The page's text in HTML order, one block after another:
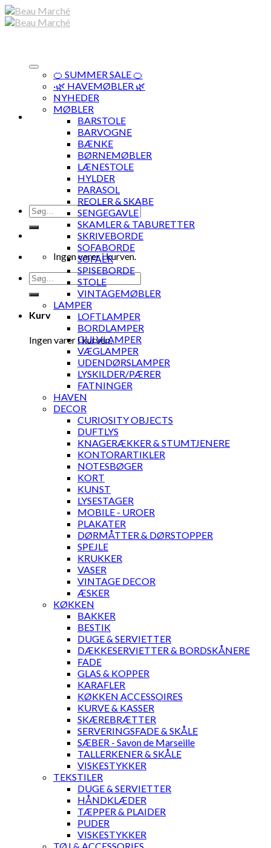
Skip
to
Søg
efter:
Ingen varer i kurven.
Søg
efter:
Kurv
Ingen varer i kurven.
🍊 SUMMER SALE 🍊
·🌿 HAVEMØBLER 🌿
NYHEDER
MØBLER
BARSTOLE
BARVOGNE
BÆNKE
BØRNEMØBLER
LÆNESTOLE
HYLDER
PARASOL
REOLER & SKABE
SENGEGAVLE
SKAMLER & TABURETTER
SKRIVEBORDE
SOFABORDE
SOFAER
SPISEBORDE
STOLE
VINTAGEMØBLER
LAMPER
LOFTLAMPER
BORDLAMPER
GULVLAMPER
VÆGLAMPER
UDENDØRSLAMPER
LYSKILDER/PÆRER
FATNINGER
HAVEN
DECOR
CURIOSITY OBJECTS
DUFTLYS
KNAGERÆKKER & STUMTJENERE
KONTORARTIKLER
NOTESBØGER
KORT
KUNST
LYSESTAGER
MOBILE - UROER
PLAKATER
DØRMÅTTER & DØRSTOPPER
SPEJLE
KRUKKER
VASER
VINTAGE DECOR
ÆSKER
KØKKEN
BAKKER
BESTIK
DUGE & SERVIETTER
DÆKKESERVIETTER & BORDSKÅNERE
FADE
GLAS & KOPPER
KARAFLER
KØKKEN ACCESSOIRES
KURVE & KASSER
SKÆREBRÆTTER
SERVERINGSFADE & SKÅLE
SÆBER - Savon de Marseille
TALLERKENER & SKÅLE
VISKESTYKKER
TEKSTILER
DUGE & SERVIETTER
HÅNDKLÆDER
TÆPPER & PLAIDER
PUDER
VISKESTYKKER